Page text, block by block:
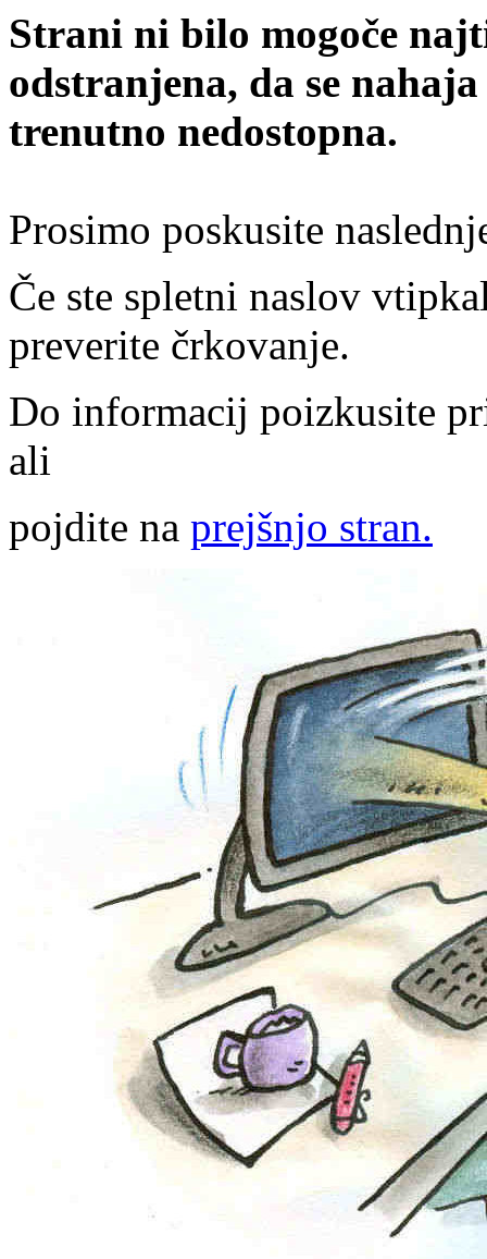
Strani ni bilo mogoče
odstranjena, da se
trenutno nedostopna.
Prosimo poskusite
Če ste spletni naslov
preverite črkovanje.
Do informacij poizkusite
ali
pojdite na prejšnjo stran.